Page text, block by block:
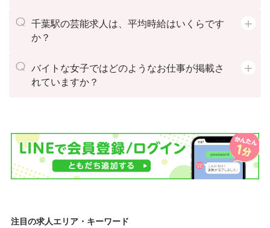
千葉駅の芸能求人は、平均時給はいくらです
か？
バイトな女子ではどのようなお仕事が掲載さ
れていますか？
注目の求人エリア・キーワード